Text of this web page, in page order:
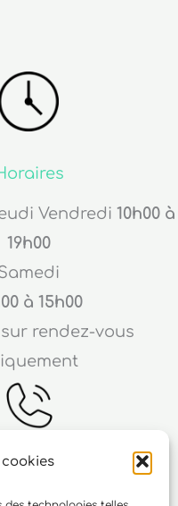
Vendredi 10h00 à
19h00
à 15h00
rendez-vous